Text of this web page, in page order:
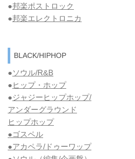
●邦楽ポストロック
●邦楽エレクトロニカ
BLACK/HIPHOP
●ソウル/R&B
● ヒップ・ホップ
●ジャジーヒップホップ/
アンダーグラウンド
ヒップホップ
●ゴスペル
●アカペラ/ドゥーワップ